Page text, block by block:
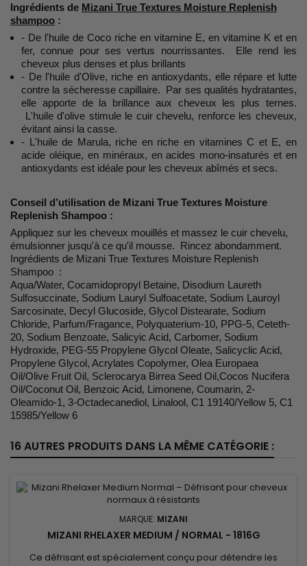
Ingrédients de Mizani True Textures Moisture Replenish
shampoo :
- De l'huile de Coco riche en vitamine E, en vitamine K et en
fer, connue pour ses vertus nourrissantes. Elle rend les
cheveux plus denses et plus brillants
- De l'huile d'Olive, riche en antioxydants, elle répare et lutte
contre la sécheresse capillaire. Par ses qualités hydratantes,
elle apporte de la brillance aux cheveux les plus ternes.
L'huile d'olive stimule le cuir chevelu, renforce les cheveux,
évitant ainsi la casse.
- L'huile de Marula, riche en riche en vitamines C et E, en
acide oléique, en minéraux, en acides mono-insaturés et en
antioxydants est idéale pour les cheveux abîmés et secs.
Conseil d’utilisation de Mizani True Textures Moisture
Replenish Shampoo :
Appliquez sur les cheveux mouillés et massez le cuir chevelu,
émulsionner jusqu'à ce qu'il mousse. Rincez abondamment.
Ingrédients de Mizani True Textures Moisture Replenish
Shampoo :
Aqua/Water, Cocamidopropyl Betaine, Disodium Laureth
Sulfosuccinate, Sodium Lauryl Sulfoacetate, Sodium Lauroyl
Sarcosinate, Decyl Glucoside, Glycol Distearate, Sodium
Chloride, Parfum/Fragance, Polyquaterium-10, PPG-5, Ceteth-
20, Sodium Benzoate, Salicyic Acid, Carbomer, Sodium
Hydroxide, PEG-55 Propylene Glycol Oleate, Salicyclic Acid,
Propylene Glycol, Acrylates Copolymer, Olea Europaea
Oil/Olive Fruit Oil, Sclerocarya Birrea Seed Oil,Cocos Nucifera
Oil/Coconut Oil, Benzoic Acid, Limonene, Coumarin, 2-
Oleamido-1, 3-Octadecanediol, Linalool, C1 19140/Yellow 5, C1
15985/Yellow 6
16 AUTRES PRODUITS DANS LA MÊME CATÉGORIE :
MARQUE: MIZANI
MIZANI RHELAXER MEDIUM / NORMAL - 1816G
Ce défrisant est spécialement conçu pour détendre les